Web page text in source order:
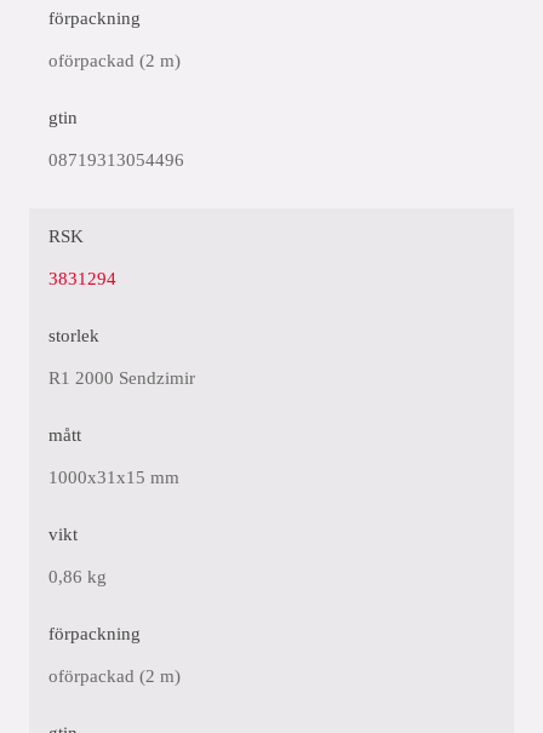
förpackning
oförpackad (2 m)
gtin
08719313054496
RSK
3831294
storlek
R1 2000 Sendzimir
mått
1000x31x15 mm
vikt
0,86 kg
förpackning
oförpackad (2 m)